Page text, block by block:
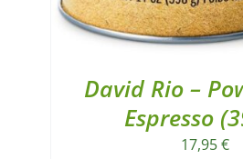
David Rio –
Espresso
17,95€